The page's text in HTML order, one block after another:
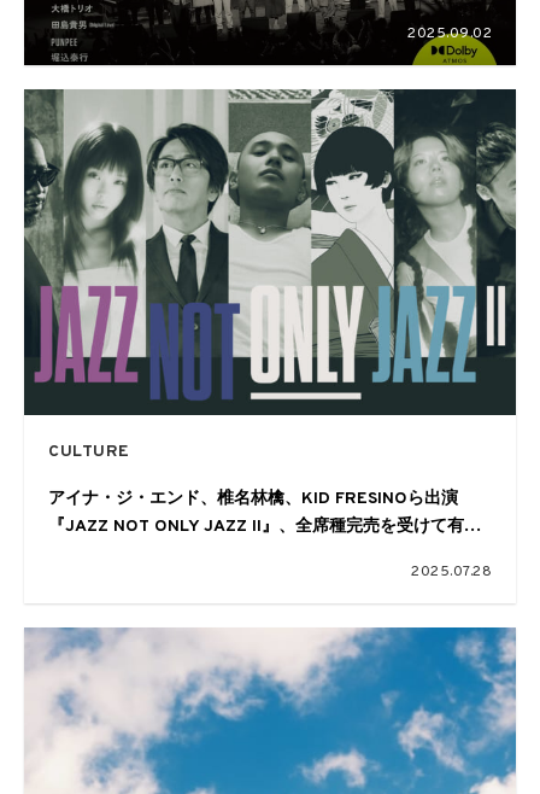
2025.09.02
CULTURE
アイナ・ジ・エンド、椎名林檎、KID FRESINOら出演
『JAZZ NOT ONLY JAZZ II』、全席種完売を受けて有料
2025.07.28